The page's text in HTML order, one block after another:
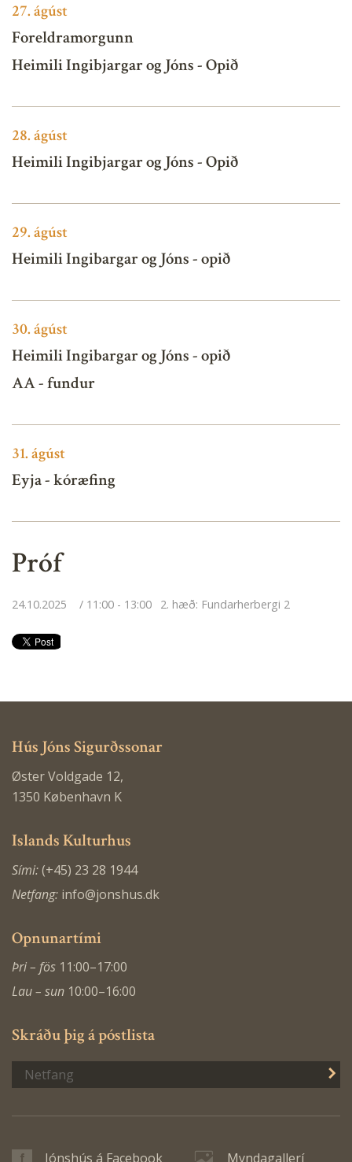
27.ágúst
Foreldramorgunn
Heimili Ingibjargar og Jóns - Opið
28.ágúst
Heimili Ingibjargar og Jóns - Opið
29.ágúst
Heimili Ingibargar og Jóns - opið
30.ágúst
Heimili Ingibargar og Jóns - opið
AA - fundur
31.ágúst
Eyja - kóræfing
Próf
24.10.2025 11:00 - 13:00 2. hæð: Fundarherbergi 2
Hús Jóns Sigurðssonar
Øster Voldgade 12,
1350 København K
Islands Kulturhus
Sími:(+45) 23 28 1944
Netfang: info@jonshus.dk
Opnunartími
Þri – fös 11:00–17:00
Lau – sun 10:00–16:00
Skráðu þig á póstlista
Jónshús á Facebook Myndagallerí